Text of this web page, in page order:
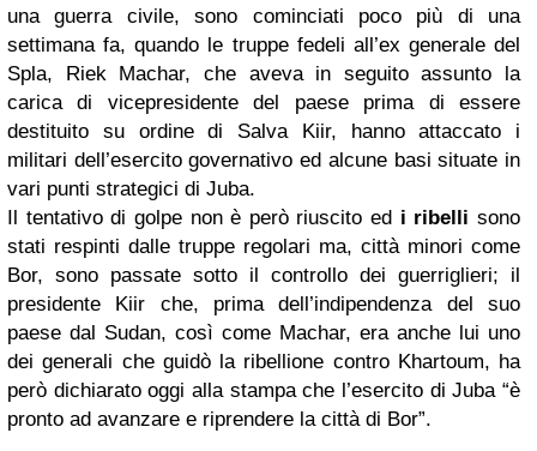
una guerra civile, sono cominciati poco più di una
settimana fa, quando le truppe fedeli all’ex generale del
Spla, Riek Machar, che aveva in seguito assunto la
carica di vicepresidente del paese prima di essere
destituito su ordine di Salva Kiir, hanno attaccato i
militari dell’esercito governativo ed alcune basi situate in
vari punti strategici di Juba.
Il tentativo di golpe non è però riuscito ed i ribelli sono
stati respinti dalle truppe regolari ma, città minori come
Bor, sono passate sotto il controllo dei guerriglieri; il
presidente Kiir che, prima dell’indipendenza del suo
paese dal Sudan, così come Machar, era anche lui uno
dei generali che guidò la ribellione contro Khartoum, ha
però dichiarato oggi alla stampa che l’esercito di Juba “è
pronto ad avanzare e riprendere la città di Bor”.